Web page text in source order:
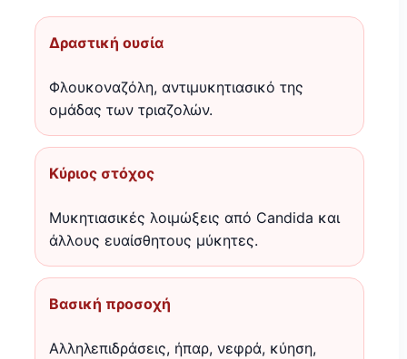
Δραστική ουσία
Φλουκοναζόλη, αντιμυκητιασικό της
ομάδας των τριαζολών.
Κύριος στόχος
Μυκητιασικές λοιμώξεις από Candida και
άλλους ευαίσθητους μύκητες.
Βασική προσοχή
Αλληλεπιδράσεις, ήπαρ, νεφρά, κύηση,